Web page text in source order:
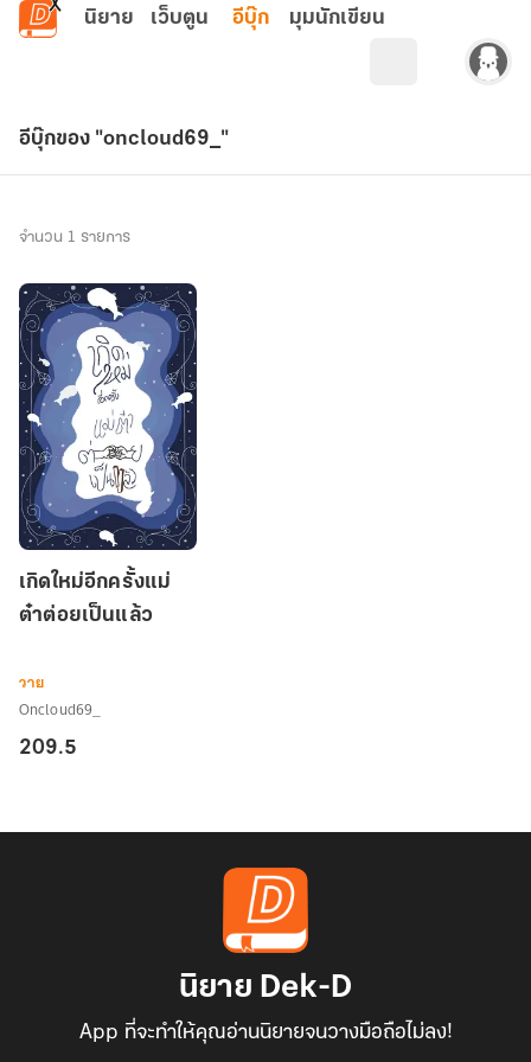
ข้ามไปยังเนื้อหาหลัก
นิยาย เว็บตูน อีบุ๊ก มุมนักเขียน
อีบุ๊กของ "oncloud69_"
จำนวน 1 รายการ
ใหม่
อีก
แม่
ต๋า
ต่อย
เกิดใหม่อีกครั้งแม่
ต๋าต่อยเป็นแล้ว
วาย
Oncloud69_
209.5
นิยาย Dek-D
App ที่จะทำให้คุณอ่านนิยายจนวางมือถือไม่ลง!